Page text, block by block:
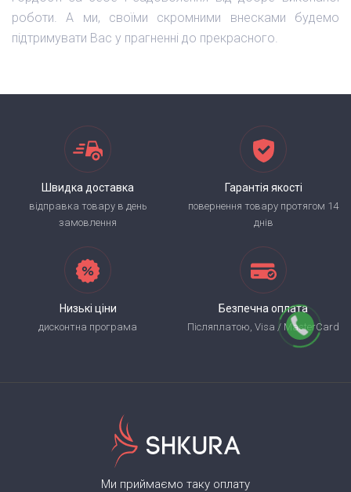
роботи. А ми, своїми скромними внесками будемо
підтримувати Вас у прагненні до прекрасного.
Швидка доставка
відправка товару в день
замовлення
Гарантія якості
повернення товару протягом 14
днів
Низькі ціни
дисконтна програма
Безпечна оплата
Післяплатою, Visa / MasterCard
Ми приймаємо таку оплату